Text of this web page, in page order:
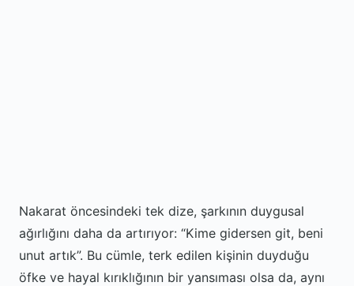
Nakarat öncesindeki tek dize, şarkının duygusal
ağırlığını daha da artırıyor:
Kime gidersen git, beni
unut artık . Bu cümle, terk edilen kişinin duyduğu
öfke ve hayal kırıklığının bir yansıması olsa da, aynı